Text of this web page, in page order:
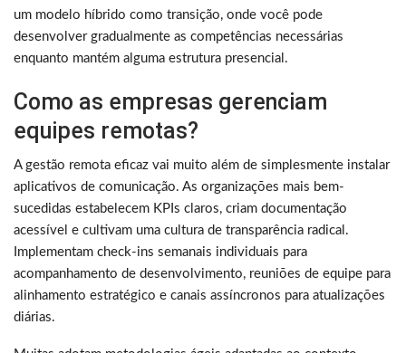
um modelo híbrido como transição, onde você pode
desenvolver gradualmente as competências necessárias
enquanto mantém alguma estrutura presencial.
Como as empresas gerenciam
equipes remotas?
A gestão remota eficaz vai muito além de simplesmente instalar
aplicativos de comunicação. As organizações mais bem-
sucedidas estabelecem KPIs claros, criam documentação
acessível e cultivam uma cultura de transparência radical.
Implementam check-ins semanais individuais para
acompanhamento de desenvolvimento, reuniões de equipe para
alinhamento estratégico e canais assíncronos para atualizações
diárias.